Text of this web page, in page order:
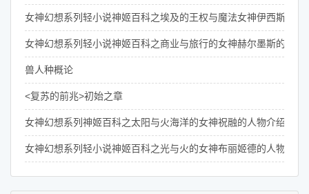
女神幻想系列轻小说神姬百科之埃及的王权与魔法女神伊西斯的介
女神幻想系列轻小说神姬百科之商业与旅行的女神赫尔墨斯的介绍
兽人种概论
<复苏的前兆>初始之章
女神幻想系列神姬百科之太阳与火海洋的女神祝融的人物介绍
女神幻想系列轻小说神姬百科之光与火的女神布丽姬德的人物介绍